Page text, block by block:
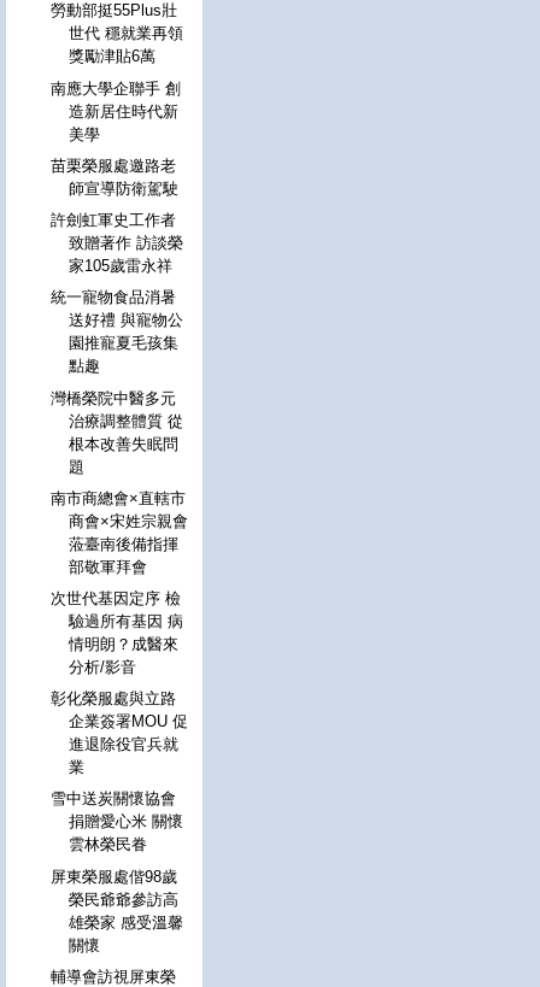
勞動部挺55Plus壯
世代 穩就業再領
獎勵津貼6萬
南應大學企聯手 創
造新居住時代新
美學
苗栗榮服處邀路老
師宣導防衛駕駛
許劍虹軍史工作者
致贈著作 訪談榮
家105歲雷永祥
統一寵物食品消暑
送好禮 與寵物公
園推寵夏毛孩集
點趣
灣橋榮院中醫多元
治療調整體質 從
根本改善失眠問
題
南市商總會×直轄市
商會×宋姓宗親會
蒞臺南後備指揮
部敬軍拜會
次世代基因定序 檢
驗過所有基因 病
情明朗？成醫來
分析/影音
彰化榮服處與立路
企業簽署MOU 促
進退除役官兵就
業
雪中送炭關懷協會
捐贈愛心米 關懷
雲林榮民眷
屏東榮服處偕98歲
榮民爺爺參訪高
雄榮家 感受溫馨
關懷
輔導會訪視屏東榮